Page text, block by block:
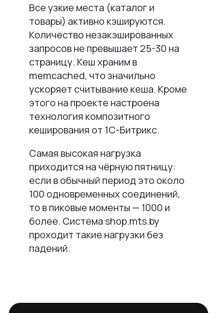
Все узкие места (каталог и
товары) активно кэшируются.
Количество незакэшированных
запросов не превышает 25-30 на
страницу. Кеш храним в
memcached, что значильно
ускоряет считывание кеша. Кроме
этого на проекте настроена
технология композитного
кеширования от 1С-Битрикс.
Самая высокая нагрузка
приходится на чёрную пятницу:
если в обычный период это около
100 одновременных соединений,
то в пиковые моменты — 1000 и
более. Система shop.mts.by
проходит такие нагрузки без
падений.